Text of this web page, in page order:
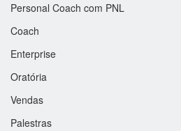
Personal Coach com PNL
Coach
Enterprise
Oratória
Vendas
Palestras